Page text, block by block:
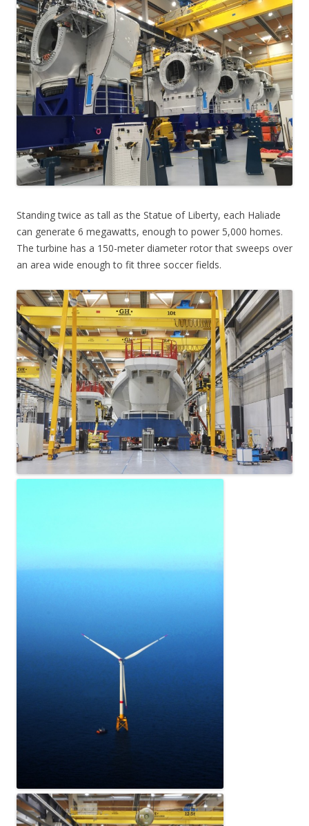
Standing twice as tall as the Statue of Liberty, each Haliade
can generate 6 megawatts, enough to power 5,000 homes.
The turbine has a 150-meter diameter rotor that sweeps over
an area wide enough to fit three soccer fields.